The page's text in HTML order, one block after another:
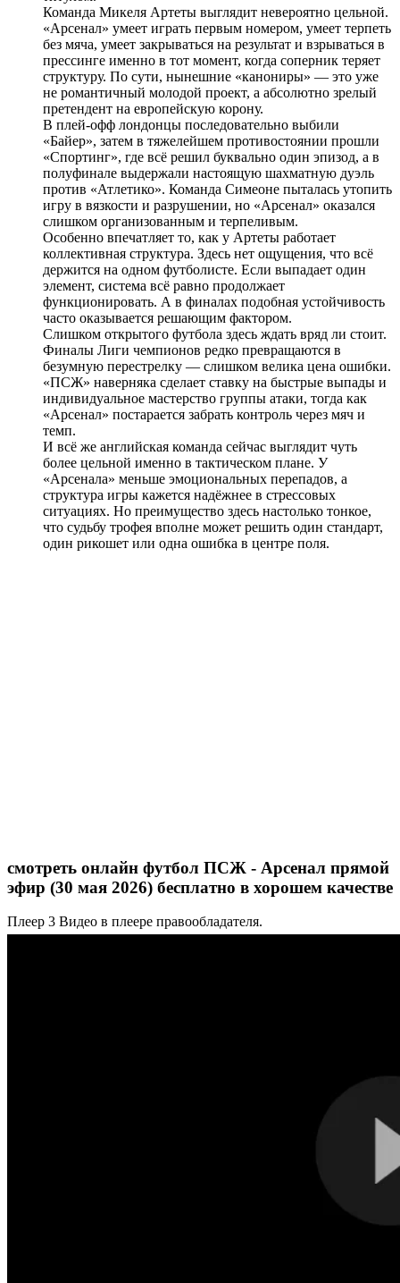
Команда Микеля Артеты выглядит невероятно цельной.
«Арсенал» умеет играть первым номером, умеет терпеть
без мяча, умеет закрываться на результат и взрываться в
прессинге именно в тот момент, когда соперник теряет
структуру. По сути, нынешние «канониры» — это уже
не романтичный молодой проект, а абсолютно зрелый
претендент на европейскую корону.
В плей-офф лондонцы последовательно выбили
«Байер», затем в тяжелейшем противостоянии прошли
«Спортинг», где всё решил буквально один эпизод, а в
полуфинале выдержали настоящую шахматную дуэль
против «Атлетико». Команда Симеоне пыталась утопить
игру в вязкости и разрушении, но «Арсенал» оказался
слишком организованным и терпеливым.
Особенно впечатляет то, как у Артеты работает
коллективная структура. Здесь нет ощущения, что всё
держится на одном футболисте. Если выпадает один
элемент, система всё равно продолжает
функционировать. А в финалах подобная устойчивость
часто оказывается решающим фактором.
Слишком открытого футбола здесь ждать вряд ли стоит.
Финалы Лиги чемпионов редко превращаются в
безумную перестрелку — слишком велика цена ошибки.
«ПСЖ» наверняка сделает ставку на быстрые выпады и
индивидуальное мастерство группы атаки, тогда как
«Арсенал» постарается забрать контроль через мяч и
темп.
И всё же английская команда сейчас выглядит чуть
более цельной именно в тактическом плане. У
«Арсенала» меньше эмоциональных перепадов, а
структура игры кажется надёжнее в стрессовых
ситуациях. Но преимущество здесь настолько тонкое,
что судьбу трофея вполне может решить один стандарт,
один рикошет или одна ошибка в центре поля.
смотреть онлайн футбол ПСЖ - Арсенал прямой
эфир (30 мая 2026) бесплатно в хорошем качестве
Плеер 3 Видео в плеере правообладателя.